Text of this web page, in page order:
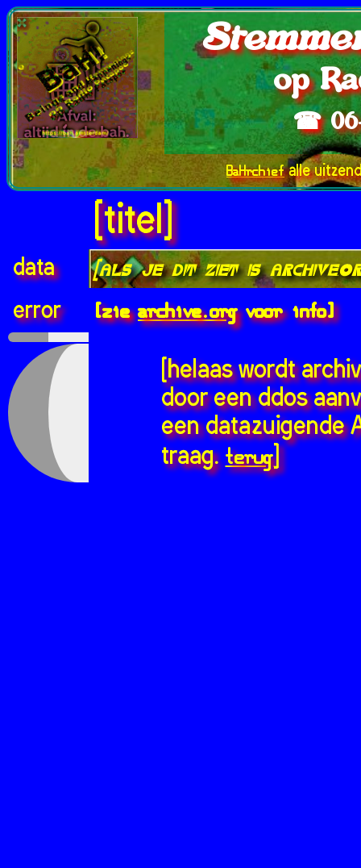
op
☎
BaHrchiefalle
data
error
[titel]
[als je dit ziet is
[ziearchive.orgvoor info]
[helaas wordt
door een ddos
een datazuigende
traag.terug]